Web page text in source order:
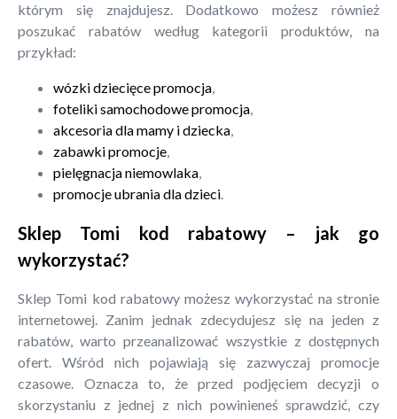
którym się znajdujesz. Dodatkowo możesz również
poszukać rabatów według kategorii produktów, na
przykład:
wózki dziecięce promocja,
foteliki samochodowe promocja,
akcesoria dla mamy i dziecka,
zabawki promocje,
pielęgnacja niemowlaka,
promocje ubrania dla dzieci.
Sklep Tomi kod rabatowy – jak go
wykorzystać?
Sklep Tomi kod rabatowy możesz wykorzystać na stronie
internetowej. Zanim jednak zdecydujesz się na jeden z
rabatów, warto przeanalizować wszystkie z dostępnych
ofert. Wśród nich pojawiają się zazwyczaj promocje
czasowe. Oznacza to, że przed podjęciem decyzji o
skorzystaniu z jednej z nich powinieneś sprawdzić, czy